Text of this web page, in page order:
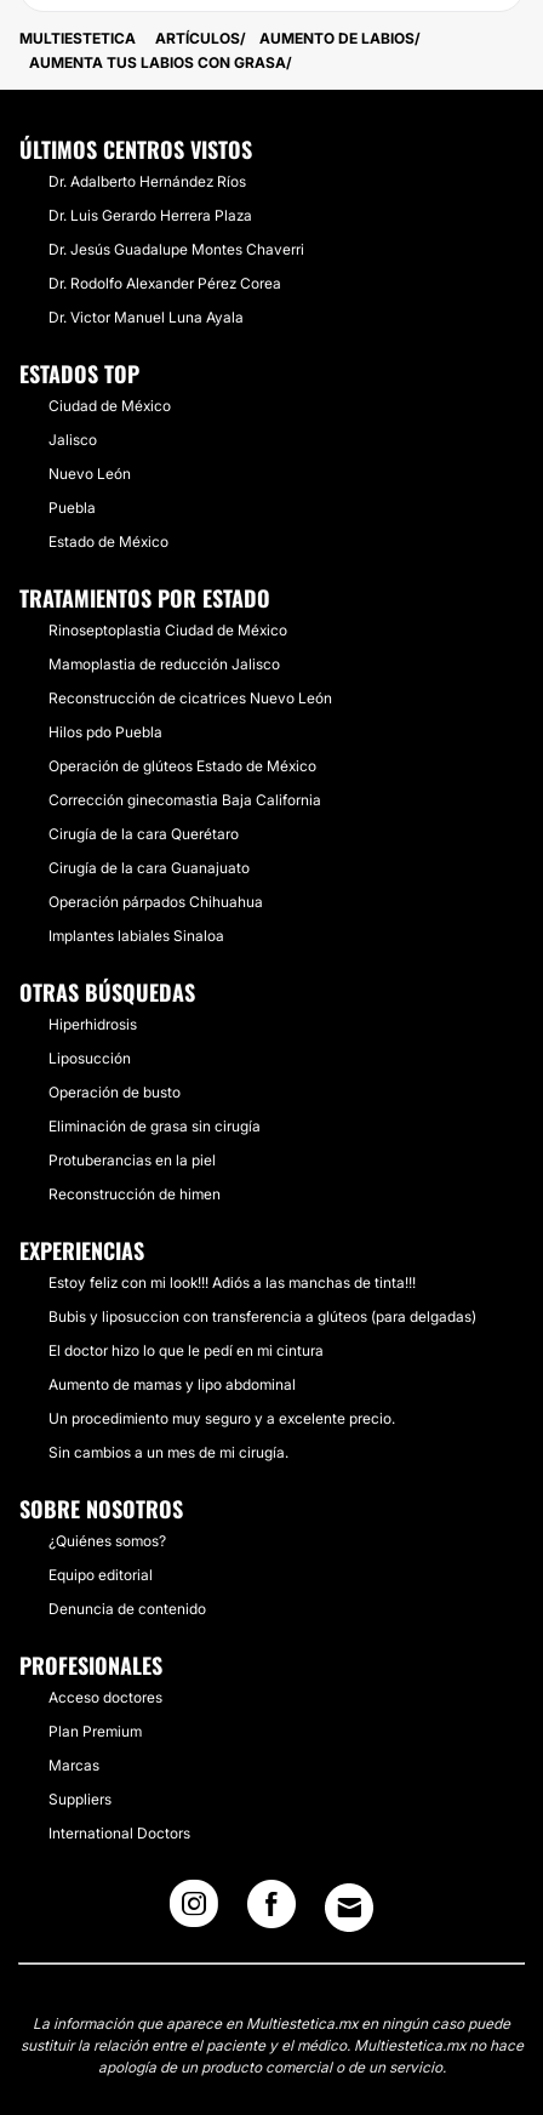
MULTIESTETICA ARTÍCULOS
AUMENTO DE LABIOS
AUMENTA TUS LABIOS CON GRASA
ÚLTIMOS CENTROS VISTOS
Dr. Adalberto Hernández Ríos
Dr. Luis Gerardo Herrera Plaza
Dr. Jesús Guadalupe Montes Chaverri
Dr. Rodolfo Alexander Pérez Corea
Dr. Victor Manuel Luna Ayala
ESTADOS TOP
Ciudad de México
Jalisco
Nuevo León
Puebla
Estado de México
TRATAMIENTOS POR ESTADO
Rinoseptoplastia Ciudad de México
Mamoplastia de reducción Jalisco
Reconstrucción de cicatrices Nuevo León
Hilos pdo Puebla
Operación de glúteos Estado de México
Corrección ginecomastia Baja California
Cirugía de la cara Querétaro
Cirugía de la cara Guanajuato
Operación párpados Chihuahua
Implantes labiales Sinaloa
OTRAS BÚSQUEDAS
Hiperhidrosis
Liposucción
Operación de busto
Eliminación de grasa sin cirugía
Protuberancias en la piel
Reconstrucción de himen
EXPERIENCIAS
Estoy feliz con mi look!!! Adiós a las manchas de tinta!!!
Bubis y liposuccion con transferencia a glúteos (para delgadas)
El doctor hizo lo que le pedí en mi cintura
Aumento de mamas y lipo abdominal
Un procedimiento muy seguro y a excelente precio.
Sin cambios a un mes de mi cirugía.
SOBRE NOSOTROS
¿Quiénes somos?
Equipo editorial
Denuncia de contenido
PROFESIONALES
Acceso doctores
Plan Premium
Marcas
Suppliers
International Doctors
La información que aparece en Multiestetica.mx en ningún caso puede
sustituir la relación entre el paciente y el médico. Multiestetica.mx no hace
apología de un producto comercial o de un servicio.